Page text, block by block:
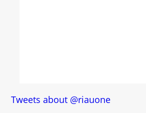
Tweets about @riauone